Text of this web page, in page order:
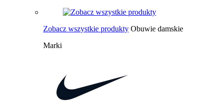
Zobacz wszystkie produkty Obuwie damskie
Marki